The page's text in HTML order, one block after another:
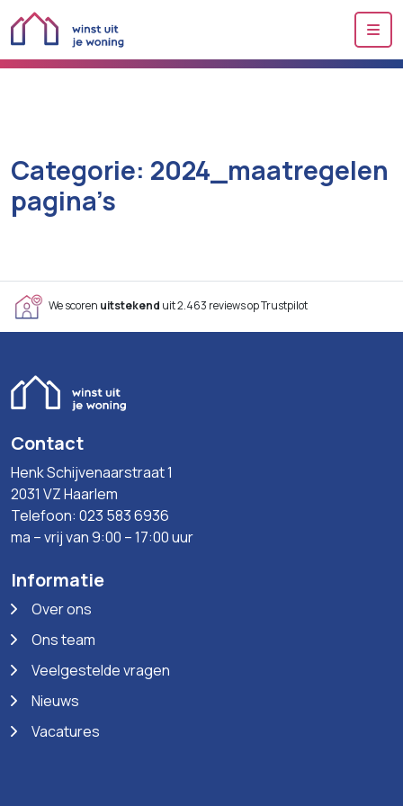
Categorie: 2024_maatregelen
pagina’s
We scoren uitstekend uit 2.463 reviews op Trustpilot
Contact
Henk Schijvenaarstraat 1
2031 VZ Haarlem
Telefoon: 023 583 6936
ma – vrij van 9:00 – 17:00 uur
Informatie
Over ons
Ons team
Veelgestelde vragen
Nieuws
Vacatures